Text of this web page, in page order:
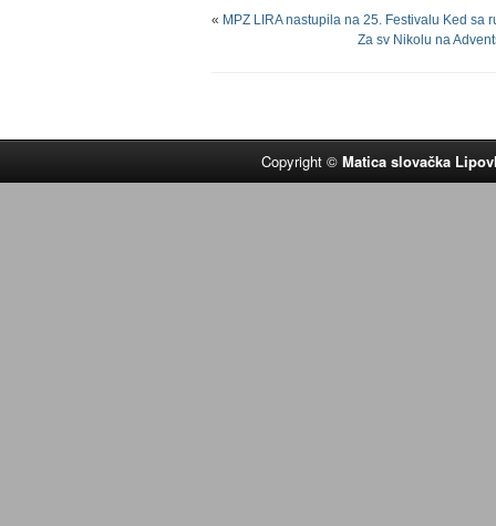
« MPZ LIRA nastupila na 25. Festivalu Ked sa
Za sv Nikolu na
Copyright ©Matica slovačka